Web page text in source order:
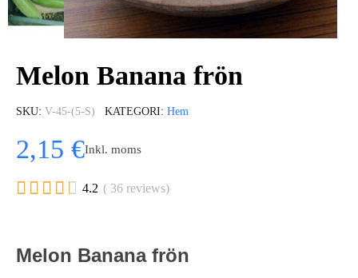
Melon Banana frön
SKU V-45-(5-S) KATEGORI Hem
2,15 €Inkl. moms
     4.2 ( 36 reviews)
Melon Banana frön